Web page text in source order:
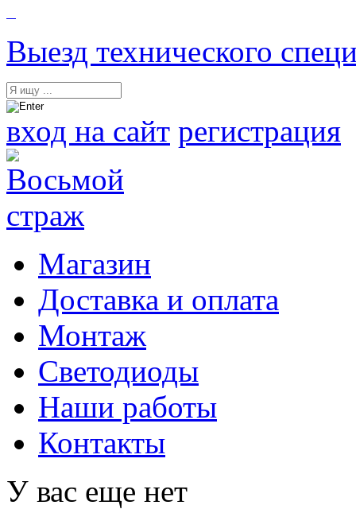
Выезд технического
вход на сайт регистрация
Магазин
Доставка и оплата
Монтаж
Светодиоды
Наши работы
Контакты
У вас еще нет